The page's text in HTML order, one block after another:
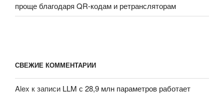
проще благодаря QR-кодам и ретрансляторам
СВЕЖИЕ КОММЕНТАРИИ
Alex к записи LLM с 28,9 млн параметров работает